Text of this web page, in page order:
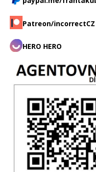
Patreon/incorrectCZ
HERO HERO